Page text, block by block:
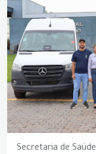
Secretaria de Saúde